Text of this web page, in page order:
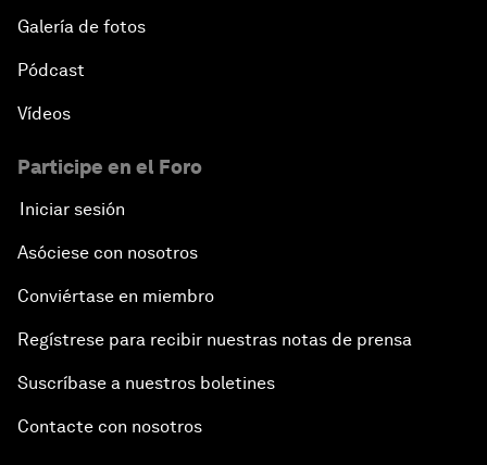
Galería de fotos
Pódcast
Vídeos
Participe en el Foro
Iniciar sesión
Asóciese con nosotros
Conviértase en miembro
Regístrese para recibir nuestras notas de prensa
Suscríbase a nuestros boletines
Contacte con nosotros